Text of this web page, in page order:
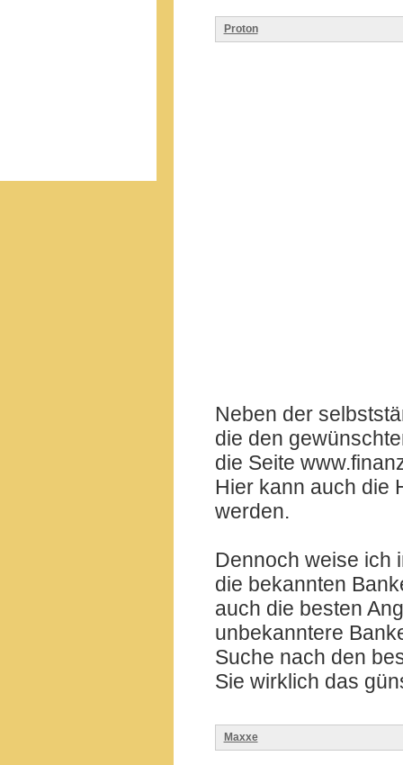
Proton
Neben der
die den
die Seite
Hier kann auch die
werden.
Dennoch weise ich
die bekannten
auch die besten
unbekanntere
Suche nach den
Sie wirklich das
Maxxe